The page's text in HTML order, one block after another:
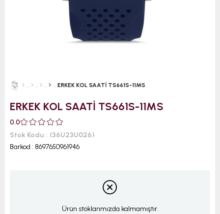
ERKEK KOL SAATİ TS661S-11MS
ERKEK KOL SAATİ TS661S-11MS
0.0
Stok Kodu
(36U23U026)
Barkod : 8697650961946
Ürün stoklarımızda kalmamıştır.